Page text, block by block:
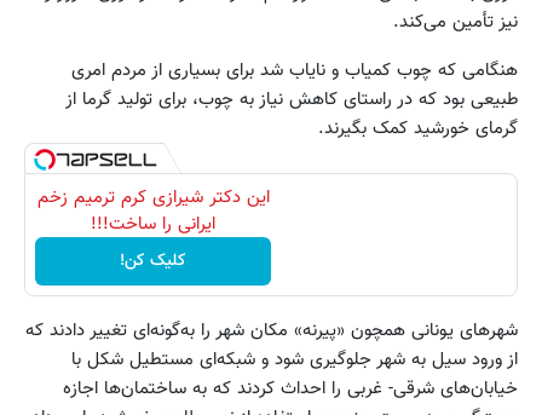
نیز تأمین می‌کند.
هنگامی که چوب کمیاب و نایاب شد برای بسیاری از مردم امری
طبیعی بود که در راستای کاهش نیاز به چوب، برای تولید گرما از
گرمای خورشید کمک بگیرند.
این دکتر شیرازی کرم ترمیم زخم
ایرانی را ساخت!!!
کلیک کن!
شهرهای یونانی همچون «پیرنه» مکان شهر را به‌گونه‌ای تغییر دادند که
از ورود سیل به شهر جلوگیری شود و شبکه‌ای مستطیل شکل با
خیابان‌های شرقی- غربی را احداث کردند که به ساختمان‌ها اجازه